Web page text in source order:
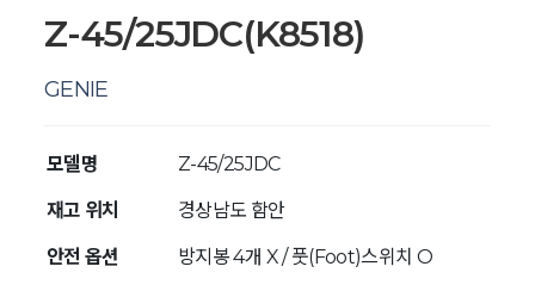
Z-45/25JDC(K8518)
GENIE
모델명 Z-45/25JDC
재고 위치 경상남도 함안
안전 옵션 방지봉 4개 X / 풋(Foot)스위치 O